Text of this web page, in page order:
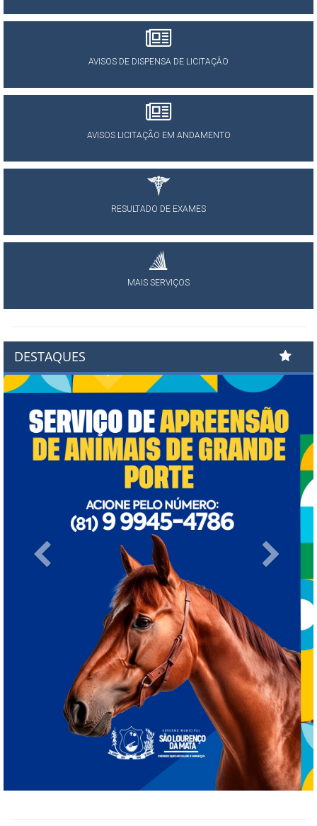
AVISOS DE DISPENSA DE LICITAÇÂO
AVISOS LICITAÇÃO EM ANDAMENTO
RESULTADO DE EXAMES
MAIS SERVIÇOS
DESTAQUES